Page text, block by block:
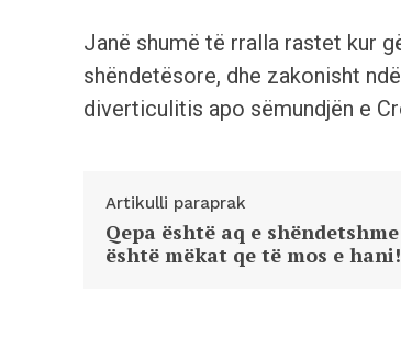
Janë shumë të rralla rastet kur
shëndetësore, dhe zakonisht
diverticulitis apo sëmundjën e
Artikulli paraprak
Qepa është aq e
është mëkat qe të mos e hani!